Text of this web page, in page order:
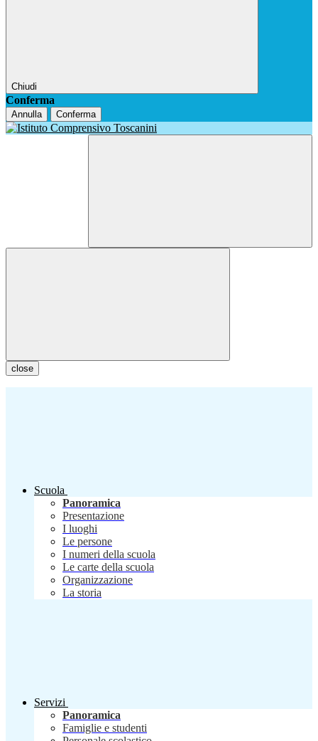
Chiudi
Conferma
Annulla Conferma
close
Scuola
Panoramica
Presentazione
I luoghi
Le persone
I numeri della scuola
Le carte della scuola
Organizzazione
La storia
Servizi
Panoramica
Famiglie e studenti